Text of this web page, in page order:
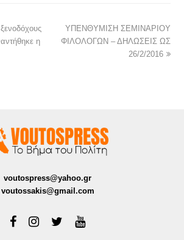
η
ΥΠΕΝΘΥΜΙΣΗ ΣΕΜΙΝΑΡΙΟΥ
ΦΙΛΟΛΟΓΩΝ – ΔΗΛΩΣΕΙΣ ΩΣ
26/2/2016
voutospress@yahoo.gr
voutossakis@gmail.com